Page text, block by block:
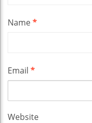
Name*
Email *
Website